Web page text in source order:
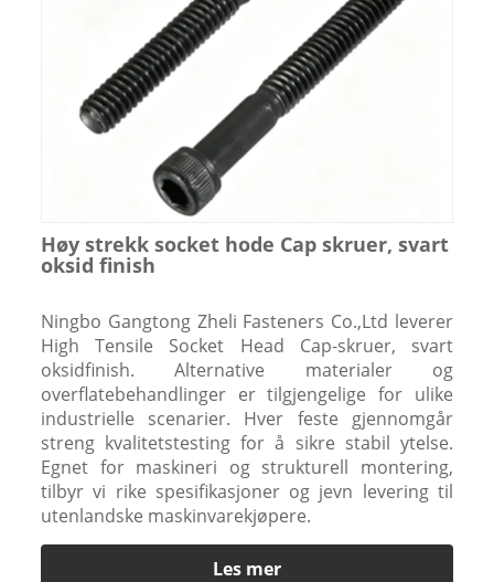
Høy strekk socket hode Cap skruer, svart
oksid finish
Ningbo Gangtong Zheli Fasteners Co.,Ltd leverer
High Tensile Socket Head Cap-skruer, svart
oksidfinish. Alternative materialer og
overflatebehandlinger er tilgjengelige for ulike
industrielle scenarier. Hver feste gjennomgår
streng kvalitetstesting for å sikre stabil ytelse.
Egnet for maskineri og strukturell montering,
tilbyr vi rike spesifikasjoner og jevn levering til
utenlandske maskinvarekjøpere.
Les mer